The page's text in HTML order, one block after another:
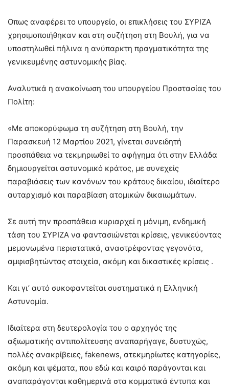
Οπως αναφέρει το υπουργείο, οι επικλήσεις του ΣΥΡΙΖΑ
χρησιμοποιήθηκαν και στη συζήτηση στη Βουλή, για να
υποστηλωθεί πήλινα η ανύπαρκτη πραγματικότητα της
γενικευμένης αστυνομικής βίας.
Αναλυτικά η ανακοίνωση του υπουργείου Προστασίας του
Πολίτη:
«Με αποκορύφωμα τη συζήτηση στη Βουλή, την
Παρασκευή 12 Μαρτίου 2021, γίνεται συνειδητή
προσπάθεια να τεκμηριωθεί το αφήγημα ότι στην Ελλάδα
δημιουργείται αστυνομικό κράτος, με συνεχείς
παραβιάσεις των κανόνων του κράτους δικαίου, ιδιαίτερο
αυταρχισμό και παραβίαση ατομικών δικαιωμάτων.
Σε αυτή την προσπάθεια κυριαρχεί η μόνιμη, ενδημική
τάση του ΣΥΡΙΖΑ να φαντασιώνεται κρίσεις, γενικεύοντας
μεμονωμένα περιστατικά, αναστρέφοντας γεγονότα,
αμφισβητώντας στοιχεία, ακόμη και δικαστικές κρίσεις .
Και γι’ αυτό συκοφαντείται συστηματικά η Ελληνική
Αστυνομία.
Ιδιαίτερα στη δευτερολογία του ο αρχηγός της
αξιωματικής αντιπολίτευσης αναπαρήγαγε, δυστυχώς,
πολλές ανακρίβειες, fakenews, ατεκμηρίωτες κατηγορίες,
ακόμη και ψέματα, που εδώ και καιρό παράγονται και
αναπαράγονται καθημερινά στα κομματικά έντυπα και